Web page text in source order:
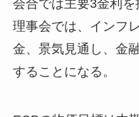
会合では主要3金利
理事会では、インフ
金、景気見通し、金
することになる。